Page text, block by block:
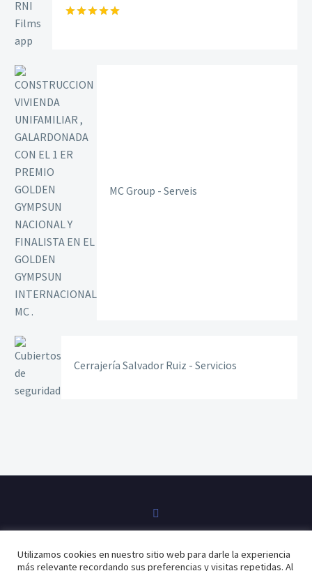
MC Group - Serveis
Cerrajería Salvador Ruiz - Servicios
Políticas de privacidad Políticas de cookies
Utilizamos cookies en nuestro sitio web para darle la experiencia
más relevante recordando sus preferencias y visitas repetidas. Al